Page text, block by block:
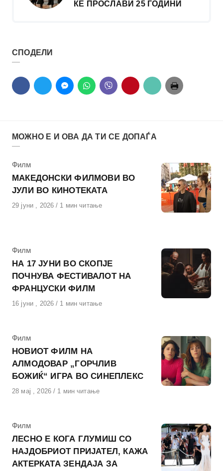
ЌЕ ПРОСЛАВИ 25 ГОДИНИ
СПОДЕЛИ
МОЖНО Е И ОВА ДА ТИ СЕ ДОПАЃА
КАтегорија
Филм
МАКЕДОНСКИ ФИЛМОВИ ВО
ЈУЛИ ВО КИНОТЕКАТА
Објавено
29 јуни , 2026 1 мин читање
КАтегорија
Филм
НА 17 ЈУНИ ВО СКОПЈЕ
ПОЧНУВА ФЕСТИВАЛОТ НА
ФРАНЦУСКИ ФИЛМ
Објавено
16 јуни , 2026 1 мин читање
КАтегорија
Филм
НОВИОТ ФИЛМ НА
АЛМОДОВАР „ГОРЧЛИВ
БОЖИЌ“ ИГРА ВО СИНЕПЛЕКС
Објавено
28 мај , 2026 1 мин читање
КАтегорија
Филм
ЛЕСНО Е КОГА ГЛУМИШ СО
НАЈДОБРИОТ ПРИЈАТЕЛ, КАЖА
АКТЕРКАТА ЗЕНДАЈА ЗА